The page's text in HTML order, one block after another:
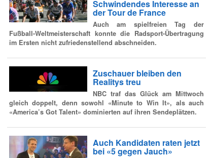
Schwindendes Interesse an
der Tour de France
Auch am spielfreien Tag der
Fußball-Weltmeisterschaft konnte die Radsport-Übertragung
im Ersten nicht zufriedenstellend abschneiden.
Zuschauer bleiben den
Realitys treu
NBC traf das Glück am Mittwoch
gleich doppelt, denn sowohl «Minute to Win It», als auch
«America’s Got Talent» dominierten auf ihren Sendeplätzen.
Auch Kandidaten raten jetzt
bei «5 gegen Jauch»